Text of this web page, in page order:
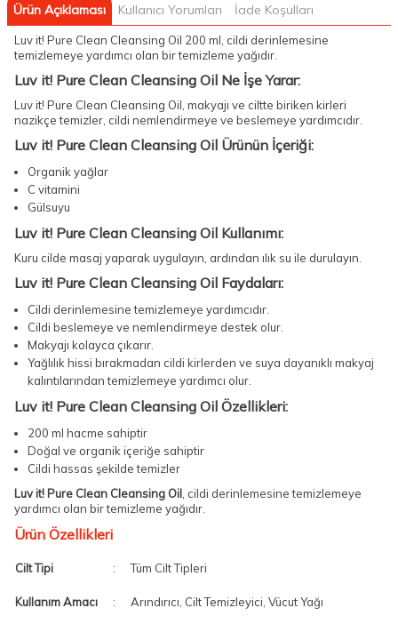
Ürün Açıklaması Kullanıcı Yorumları İade Koşulları
Luv it! Pure Clean Cleansing Oil 200 ml, cildi derinlemesine
temizlemeye yardımcı olan bir temizleme yağıdır.
Luv it! Pure Clean Cleansing Oil Ne İşe Yarar:
Luv it! Pure Clean Cleansing Oil, makyajı ve ciltte biriken kirleri
nazikçe temizler, cildi nemlendirmeye ve beslemeye yardımcıdır.
Luv it! Pure Clean Cleansing Oil Ürünün İçeriği:
Organik yağlar
C vitamini
Gülsuyu
Luv it! Pure Clean Cleansing Oil Kullanımı:
Kuru cilde masaj yaparak uygulayın, ardından ılık su ile durulayın.
Luv it! Pure Clean Cleansing Oil Faydaları:
Cildi derinlemesine temizlemeye yardımcıdır.
Cildi beslemeye ve nemlendirmeye destek olur.
Makyajı kolayca çıkarır.
Yağlılık hissi bırakmadan cildi kirlerden ve suya dayanıklı makyaj
kalıntılarından temizlemeye yardımcı olur.
Luv it! Pure Clean Cleansing Oil Özellikleri:
200 ml hacme sahiptir
Doğal ve organik içeriğe sahiptir
Cildi hassas şekilde temizler
Luv it! Pure Clean Cleansing Oil, cildi derinlemesine temizlemeye
yardımcı olan bir temizleme yağıdır.
Ürün Özellikleri
Cilt Tipi : Tüm Cilt Tipleri
Kullanım Amacı : Arındırıcı, Cilt Temizleyici, Vücut Yağı